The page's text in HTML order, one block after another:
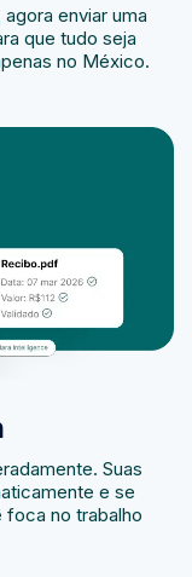
enviar uma
que tudo seja
no México.
Suas
e se
no trabalho